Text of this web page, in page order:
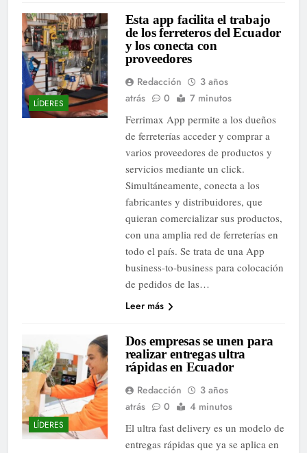
LÍDERES
Esta app facilita el trabajo
de los ferreteros del Ecuador
y los conecta con
proveedores
Redacción
3 años
atrás
0
7 minutos
Ferrimax App permite a los dueños
de ferreterías acceder y comprar a
varios proveedores de productos y
servicios mediante un click.
Simultáneamente, conecta a los
fabricantes y distribuidores, que
quieran comercializar sus productos,
con una amplia red de ferreterías en
todo el país. Se trata de una App
business-to-business para colocación
de pedidos de las…
Leer más
LÍDERES
Dos empresas se unen para
realizar entregas ultra
rápidas en Ecuador
Redacción
3 años
atrás
0
4 minutos
El ultra fast delivery es un modelo de
entregas rápidas que ya se aplica en